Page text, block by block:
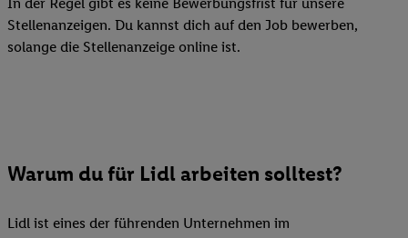
Stellenanzeigen. Du kannst dich auf den Job bewerben,
solange die Stellenanzeige online ist.
Warum du für Lidl arbeiten solltest?
Lidl ist eines der führenden Unternehmen im